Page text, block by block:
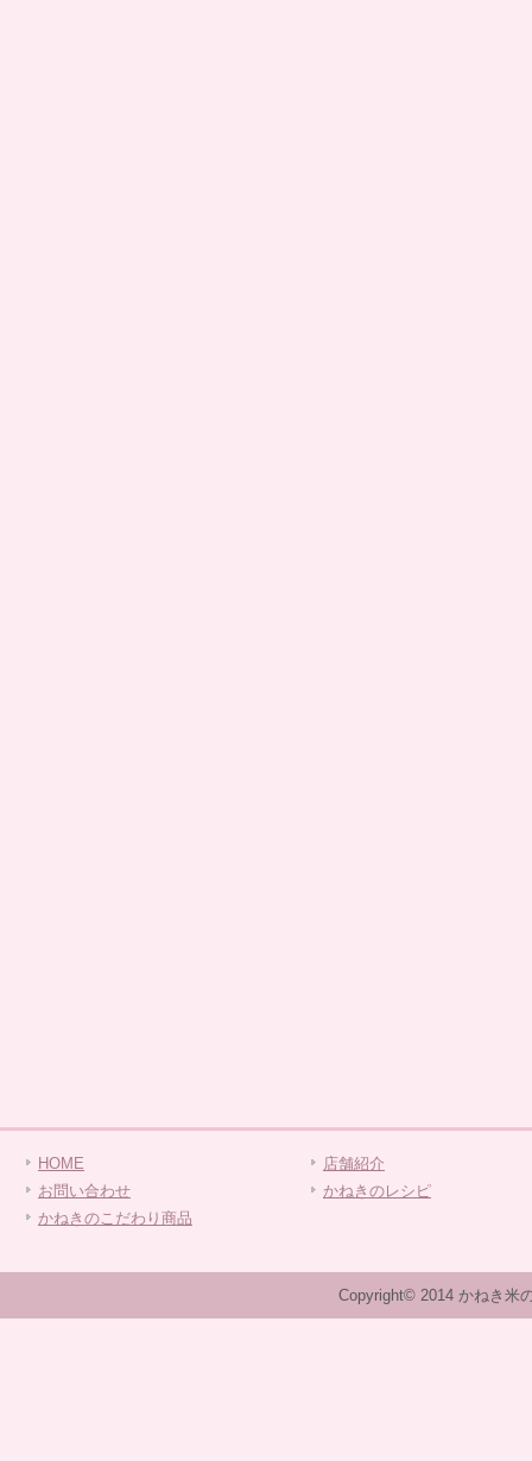
HOME
お問い合わせ
かねきのこだわり商品
店舗紹介
かねきのレシピ
Copyright© 2014 かねき米